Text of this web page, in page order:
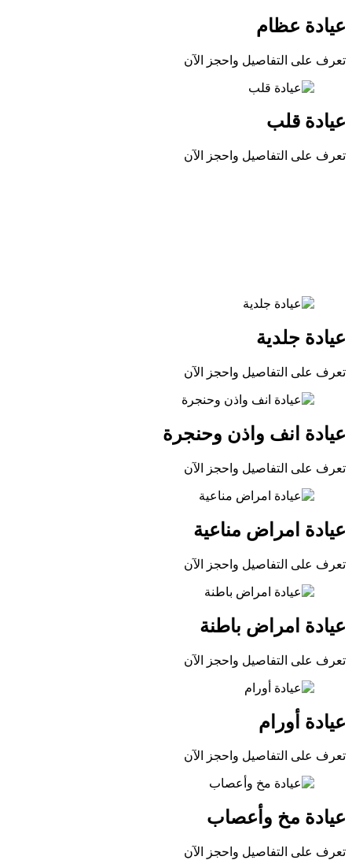
عيادة عظام
تعرف على التفاصيل واحجز الآن
عيادة قلب
تعرف على التفاصيل واحجز الآن
عيادة جلدية
تعرف على التفاصيل واحجز الآن
عيادة انف واذن وحنجرة
تعرف على التفاصيل واحجز الآن
عيادة امراض مناعية
تعرف على التفاصيل واحجز الآن
عيادة امراض باطنة
تعرف على التفاصيل واحجز الآن
عيادة أورام
تعرف على التفاصيل واحجز الآن
عيادة مخ وأعصاب
تعرف على التفاصيل واحجز الآن